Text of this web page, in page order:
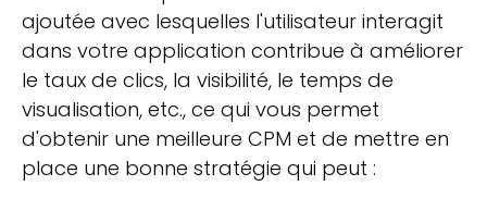
ajoutée avec lesquelles l'utilisateur interagit
dans votre application contribue à améliorer
le taux de clics, la visibilité, le temps de
visualisation, etc., ce qui vous permet
d'obtenir une meilleure CPM et de mettre en
place une bonne stratégie qui peut :